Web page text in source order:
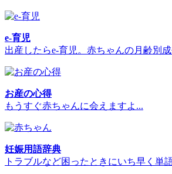
e-育児
出産したらe-育児。赤ちゃんの月齢別
お産の心得
もうすぐ赤ちゃんに会えますよ...
妊娠用語辞典
トラブルなど困ったときにいち早く単